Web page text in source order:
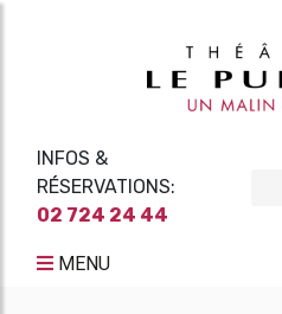
INFOS &
RÉSERVATIONS:
02 724 24 44
MENU